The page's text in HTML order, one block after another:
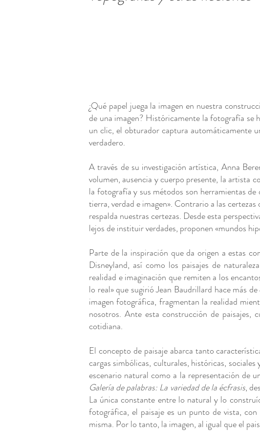
¿Qué papel juega la imagen en nuestra
de una imagen? Históricamente la fotografía se
un clic, el obturador captura automáticamente
verdadero.
A través de su investigación artística, Anna
volumen, ausencia y cuerpo presente, la artista
la fotografía y sus métodos son herramientas
tierra, verdad e imagen». Contrario a las
respalda nuestras certezas. Desde esta
lejos de instituir verdades, proponen «mundos
Parte de la inspiración que da origen a estas
Disneyland, así como los paisajes de
realidad e imaginación que remiten a los
lo real» que sugirió Jean Baudrillard hace más
imagen fotográfica, fragmentan la realidad
nosotros. Ante esta construcción de paisajes,
cotidiana.
El concepto de paisaje abarca tanto
cargas simbólicas, culturales, históricas,
escenario natural como a la representación de
Galería de palabras: La variedad de la écfrasis,
La única constante entre lo natural y lo
fotográfica, el paisaje es un punto de vista,
misma. Por lo tanto, la imagen, al igual que el